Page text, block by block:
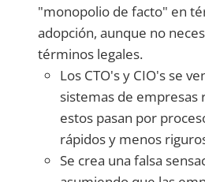
"monopolio de facto" en
adopción, aunque no
términos legales.
Los CTO's y CIO's se
sistemas de empresas
estos pasan por
rápidos y menos
Se crea una falsa